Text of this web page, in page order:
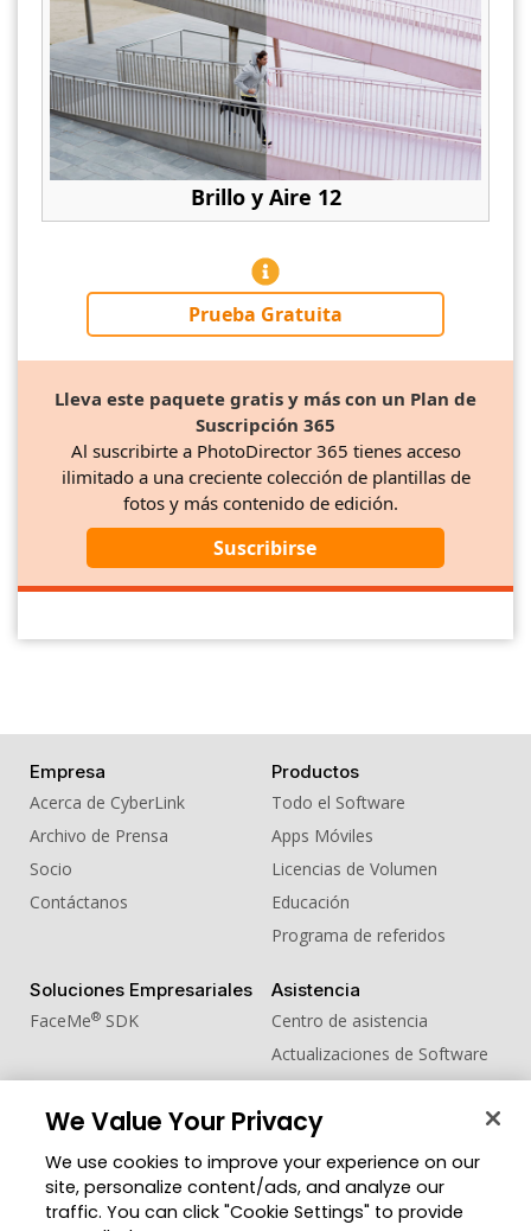
Brillo y Aire 12
Prueba Gratuita
Lleva este paquete gratis y más con un Plan de
Suscripción 365
Al suscribirte a PhotoDirector 365 tienes acceso
ilimitado a una creciente colección de plantillas de
fotos y más contenido de edición.
Suscribirse
Empresa
Acerca de CyberLink
Archivo de Prensa
Socio
Contáctanos
Productos
Todo el Software
Apps Móviles
Licencias de Volumen
Educación
Programa de referidos
Soluciones Empresariales
FaceMe® SDK
Asistencia
Centro de asistencia
Actualizaciones de Software
Centro de Aprendizaje
Zona de Miembros
Blog
Cambiar región
We Value Your Privacy
We use cookies to improve your experience on our
site, personalize content/ads, and analyze our
traffic. You can click "Cookie Settings" to provide